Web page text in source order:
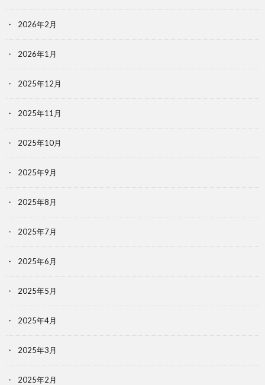
2026年2月
2026年1月
2025年12月
2025年11月
2025年10月
2025年9月
2025年8月
2025年7月
2025年6月
2025年5月
2025年4月
2025年3月
2025年2月